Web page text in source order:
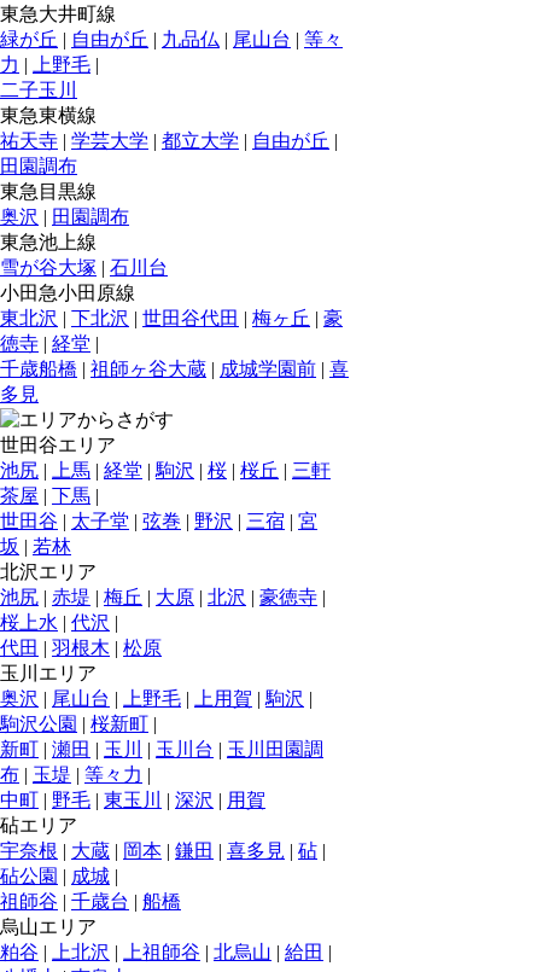
東急大井町線
緑が丘 | 自由が丘 | 九品仏 | 尾山台 | 等々
力 | 上野毛 |
二子玉川
東急東横線
祐天寺 | 学芸大学 | 都立大学 | 自由が丘 |
田園調布
東急目黒線
奥沢 | 田園調布
東急池上線
雪が谷大塚 | 石川台
小田急小田原線
東北沢 | 下北沢 | 世田谷代田 | 梅ヶ丘 | 豪
徳寺 | 経堂 |
千歳船橋 | 祖師ヶ谷大蔵 | 成城学園前 | 喜
多見
世田谷エリア
池尻 | 上馬 | 経堂 | 駒沢 | 桜 | 桜丘 | 三軒
茶屋 | 下馬 |
世田谷 | 太子堂 | 弦巻 | 野沢 | 三宿 | 宮
坂 | 若林
北沢エリア
池尻 | 赤堤 | 梅丘 | 大原 | 北沢 | 豪徳寺 |
桜上水 | 代沢 |
代田 | 羽根木 | 松原
玉川エリア
奥沢 | 尾山台 | 上野毛 | 上用賀 | 駒沢 |
駒沢公園 | 桜新町 |
新町 | 瀬田 | 玉川 | 玉川台 | 玉川田園調
布 | 玉堤 | 等々力 |
中町 | 野毛 | 東玉川 | 深沢 | 用賀
砧エリア
宇奈根 | 大蔵 | 岡本 | 鎌田 | 喜多見 | 砧 |
砧公園 | 成城 |
祖師谷 | 千歳台 | 船橋
烏山エリア
粕谷 | 上北沢 | 上祖師谷 | 北烏山 | 給田 |